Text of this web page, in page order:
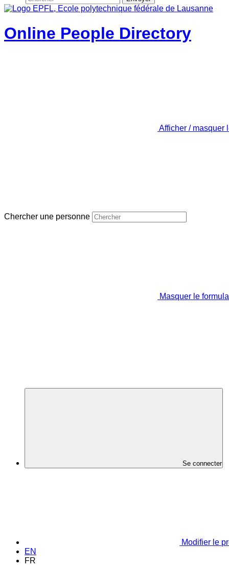
Online People Directory
Afficher / masquer
Chercher une personne
Masquer le
Se connecter
Modifier le
EN
FR